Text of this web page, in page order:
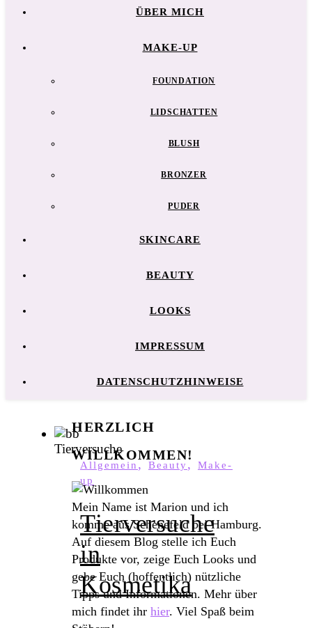
ÜBER MICH
MAKE-UP
FOUNDATION
LIDSCHATTEN
BLUSH
BRONZER
PUDER
SKINCARE
BEAUTY
LOOKS
IMPRESSUM
DATENSCHUTZHINWEISE
Allgemein,Beauty,
Make-
up
Tierversuche
in
Kosmetika
HERZLICH
WILLKOMMEN!
Mein Name ist Marion und ich
komme aus Schenefeld bei Hamburg.
Auf diesem Blog stelle ich Euch
Produkte vor, zeige Euch Looks und
gebe Euch (hoffentlich) nützliche
Tipps und Informationen. Mehr über
mich findet ihr hier. Viel Spaß beim